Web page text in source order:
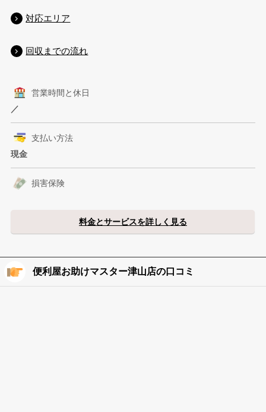
対応エリア
回収までの流れ
営業時間と休日
／
支払い方法
現金
損害保険
料金とサービスを詳しく見る
便利屋お助けマスター津山店の口コミ